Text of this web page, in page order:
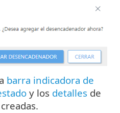
barra indicadora de
y los detalles de